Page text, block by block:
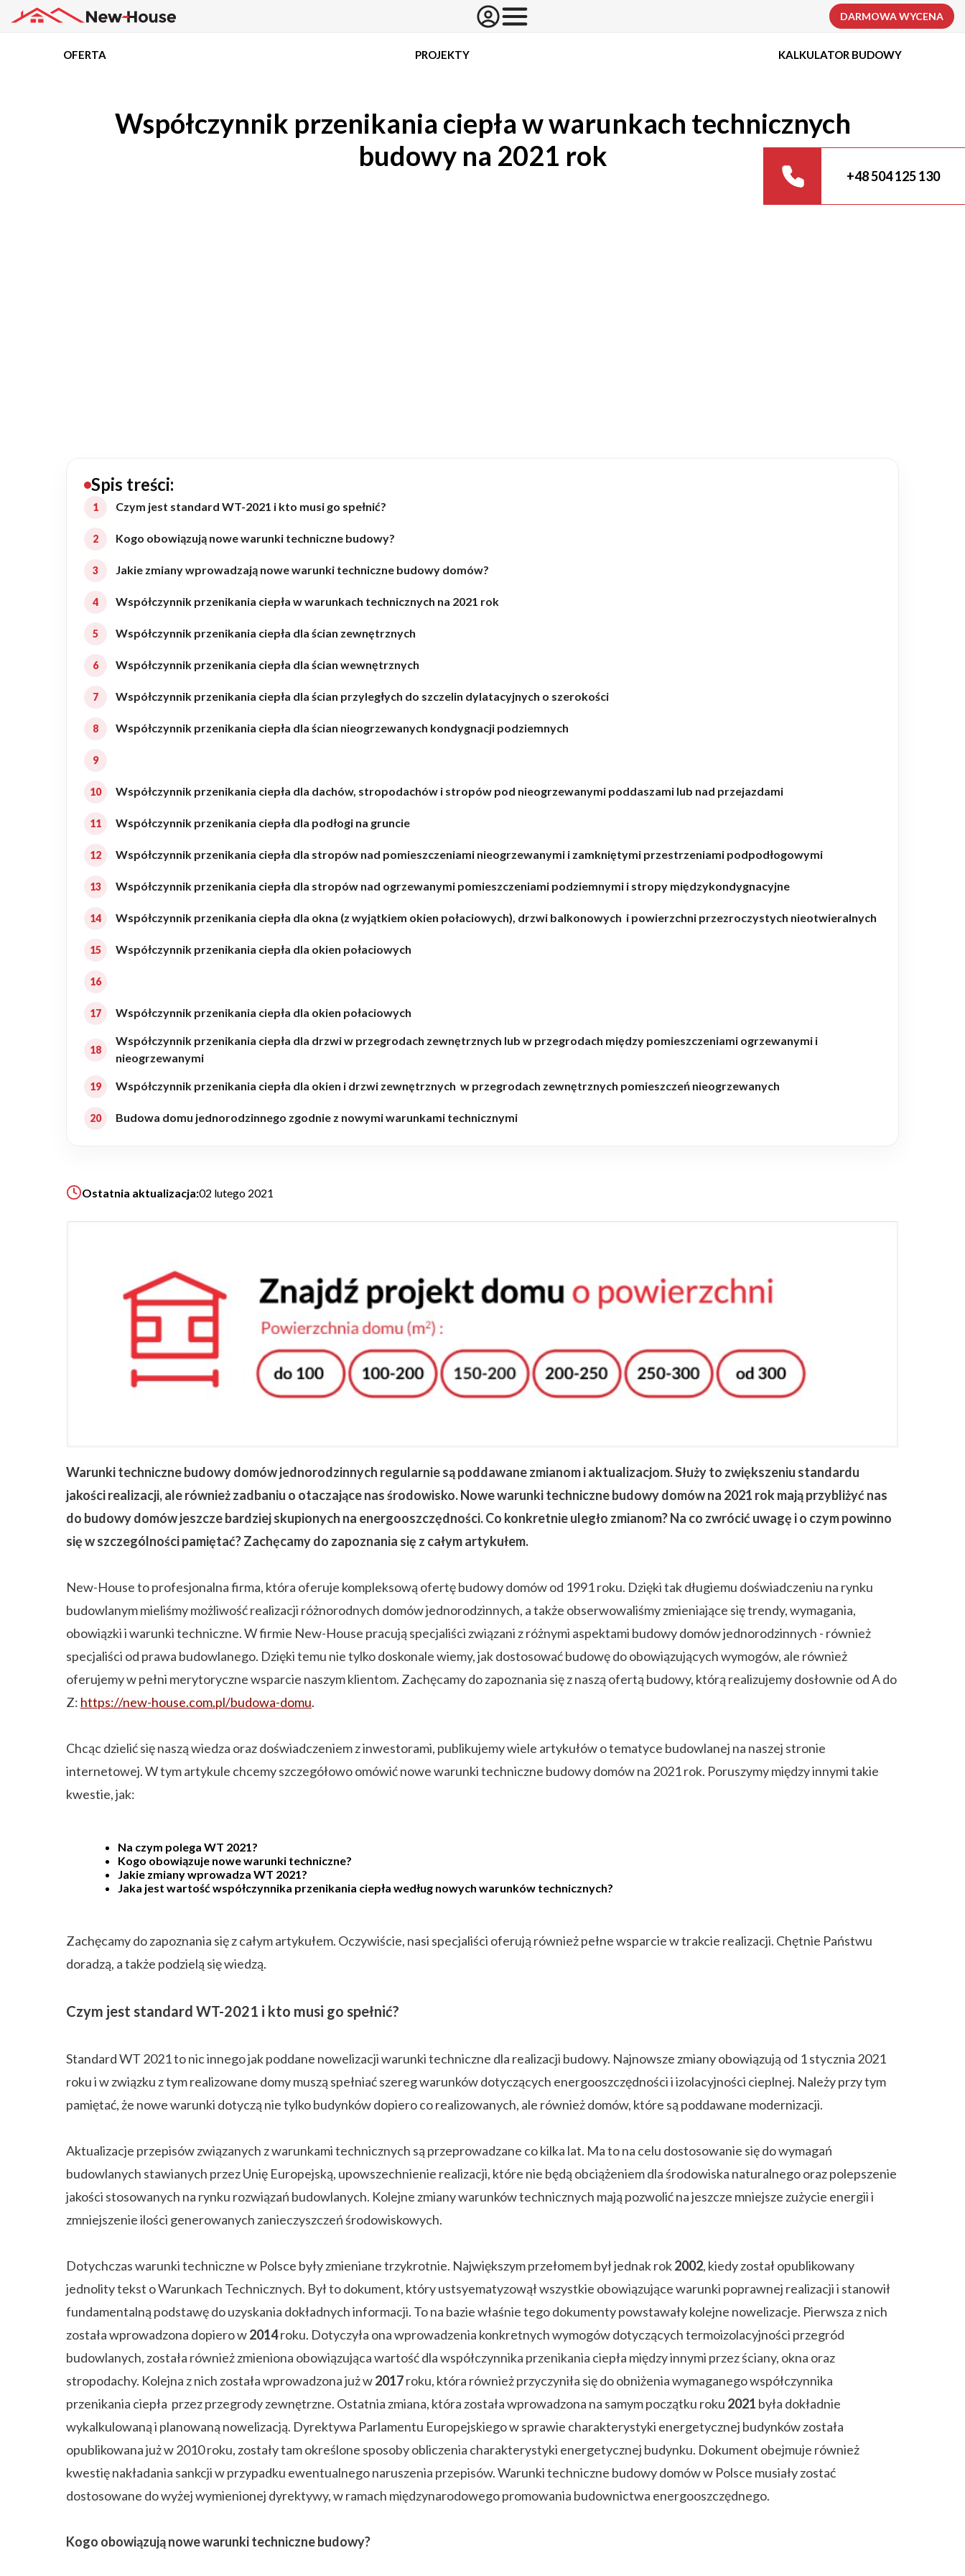
Rezydencje
Rozbudowa
Remonty
Budynki biurowe
Realizacje
Referencje
Filmy
Ogrody
BLOG
O NAS
DARMOWA WYCENA
OFERTA PROJEKTY KALKULATOR BUDOWY
Współczynnik przenikania ciepła w warunkach technicznych
budowy na 2021 rok
+48 504 125 130
Spis treści:
Czym jest standard WT-2021 i kto musi go spełnić?
Kogo obowiązują nowe warunki techniczne budowy?
Jakie zmiany wprowadzają nowe warunki techniczne budowy domów?
Współczynnik przenikania ciepła w warunkach technicznych na 2021 rok
Współczynnik przenikania ciepła dla ścian zewnętrznych
Współczynnik przenikania ciepła dla ścian wewnętrznych
Współczynnik przenikania ciepła dla ścian przyległych do szczelin dylatacyjnych o szerokości
Współczynnik przenikania ciepła dla ścian nieogrzewanych kondygnacji podziemnych
Współczynnik przenikania ciepła dla dachów, stropodachów i stropów pod nieogrzewanymi poddaszami lub nad przejazdami
Współczynnik przenikania ciepła dla podłogi na gruncie
Współczynnik przenikania ciepła dla stropów nad pomieszczeniami nieogrzewanymi i zamkniętymi przestrzeniami podpodłogowymi
Współczynnik przenikania ciepła dla stropów nad ogrzewanymi pomieszczeniami podziemnymi i stropy międzykondygnacyjne
Współczynnik przenikania ciepła dla okna (z wyjątkiem okien połaciowych), drzwi balkonowych i powierzchni przezroczystych nieotwieralnych
Współczynnik przenikania ciepła dla okien połaciowych
Współczynnik przenikania ciepła dla okien połaciowych
Współczynnik przenikania ciepła dla drzwi w przegrodach zewnętrznych lub w przegrodach między pomieszczeniami ogrzewanymi i
nieogrzewanymi
Współczynnik przenikania ciepła dla okien i drzwi zewnętrznych w przegrodach zewnętrznych pomieszczeń nieogrzewanych
Budowa domu jednorodzinnego zgodnie z nowymi warunkami technicznymi
Ostatnia aktualizacja:02 lutego 2021
Warunki techniczne budowy domów jednorodzinnych regularnie są poddawane zmianom i aktualizacjom. Służy to zwiększeniu standardu
jakości realizacji, ale również zadbaniu o otaczające nas środowisko. Nowe warunki techniczne budowy domów na 2021 rok mają przybliżyć nas
do budowy domów jeszcze bardziej skupionych na energooszczędności. Co konkretnie uległo zmianom? Na co zwrócić uwagę i o czym powinno
się w szczególności pamiętać? Zachęcamy do zapoznania się z całym artykułem.
New-House to profesjonalna firma, która oferuje kompleksową ofertę budowy domów od 1991 roku. Dzięki tak długiemu doświadczeniu na rynku
budowlanym mieliśmy możliwość realizacji różnorodnych domów jednorodzinnych, a także obserwowaliśmy zmieniające się trendy, wymagania,
obowiązki i warunki techniczne. W firmie New-House pracują specjaliści związani z różnymi aspektami budowy domów jednorodzinnych - również
specjaliści od prawa budowlanego. Dzięki temu nie tylko doskonale wiemy, jak dostosować budowę do obowiązujących wymogów, ale również
oferujemy w pełni merytoryczne wsparcie naszym klientom. Zachęcamy do zapoznania się z naszą ofertą budowy, którą realizujemy dosłownie od A do
Z: https://new-house.com.pl/budowa-domu.
Chcąc dzielić się naszą wiedza oraz doświadczeniem z inwestorami, publikujemy wiele artykułów o tematyce budowlanej na naszej stronie
internetowej. W tym artykule chcemy szczegółowo omówić nowe warunki techniczne budowy domów na 2021 rok. Poruszymy między innymi takie
kwestie, jak:
Na czym polega WT 2021?
Kogo obowiązuje nowe warunki techniczne?
Jakie zmiany wprowadza WT 2021?
Jaka jest wartość współczynnika przenikania ciepła według nowych warunków technicznych?
Zachęcamy do zapoznania się z całym artykułem. Oczywiście, nasi specjaliści oferują również pełne wsparcie w trakcie realizacji. Chętnie Państwu
doradzą, a także podzielą się wiedzą.
Czym jest standard WT-2021 i kto musi go spełnić?
Standard WT 2021 to nic innego jak poddane nowelizacji warunki techniczne dla realizacji budowy. Najnowsze zmiany obowiązują od 1 stycznia 2021
roku i w związku z tym realizowane domy muszą spełniać szereg warunków dotyczących energooszczędności i izolacyjności cieplnej. Należy przy tym
pamiętać, że nowe warunki dotyczą nie tylko budynków dopiero co realizowanych, ale również domów, które są poddawane modernizacji.
Aktualizacje przepisów związanych z warunkami technicznych są przeprowadzane co kilka lat. Ma to na celu dostosowanie się do wymagań
budowlanych stawianych przez Unię Europejską, upowszechnienie realizacji, które nie będą obciążeniem dla środowiska naturalnego oraz polepszenie
jakości stosowanych na rynku rozwiązań budowlanych. Kolejne zmiany warunków technicznych mają pozwolić na jeszcze mniejsze zużycie energii i
zmniejszenie ilości generowanych zanieczyszczeń środowiskowych.
Dotychczas warunki techniczne w Polsce były zmieniane trzykrotnie. Największym przełomem był jednak rok2002, kiedy został opublikowany
jednolity tekst o Warunkach Technicznych. Był to dokument, który ustsyematyzowął wszystkie obowiązujące warunki poprawnej realizacji i stanowił
fundamentalną podstawę do uzyskania dokładnych informacji. To na bazie właśnie tego dokumenty powstawały kolejne nowelizacje. Pierwsza z nich
została wprowadzona dopiero w2014roku. Dotyczyła ona wprowadzenia konkretnych wymogów dotyczących termoizolacyjności przegród
budowlanych, została również zmieniona obowiązująca wartość dla współczynnika przenikania ciepła między innymi przez ściany, okna oraz
stropodachy. Kolejna z nich została wprowadzona już w2017roku, która również przyczyniła się do obniżenia wymaganego współczynnika
przenikania ciepła przez przegrody zewnętrzne. Ostatnia zmiana, która została wprowadzona na samym początku roku 2021 była dokładnie
wykalkulowaną i planowaną nowelizacją. Dyrektywa Parlamentu Europejskiego w sprawie charakterystyki energetycznej budynków została
opublikowana już w 2010 roku, zostały tam określone sposoby obliczenia charakterystyki energetycznej budynku. Dokument obejmuje również
kwestię nakładania sankcji w przypadku ewentualnego naruszenia przepisów. Warunki techniczne budowy domów w Polsce musiały zostać
dostosowane do wyżej wymienionej dyrektywy, w ramach międzynarodowego promowania budownictwa energooszczędnego.
Kogo obowiązują nowe warunki techniczne budowy?